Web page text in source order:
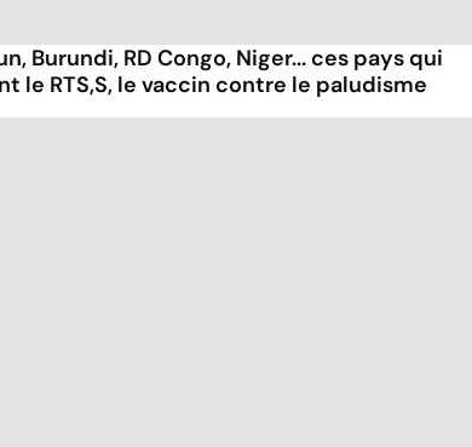
Burundi, RD Congo, Niger... ces pays qui
le RTS,S, le vaccin contre le paludisme